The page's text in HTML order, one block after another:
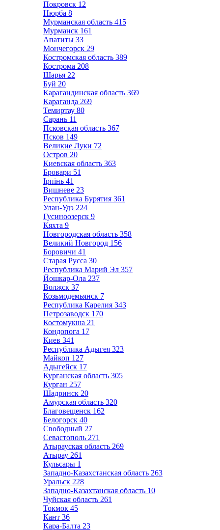
Покровск 12
Нюрба 8
Мурманская область 415
Мурманск 161
Апатиты 33
Мончегорск 29
Костромская область 389
Кострома 208
Шарья 22
Буй 20
Карагандинская область 369
Караганда 269
Темиртау 80
Сарань 11
Псковская область 367
Псков 149
Великие Луки 72
Остров 20
Киевская область 363
Бровари 51
Ірпінь 41
Вишневе 23
Республика Бурятия 361
Улан-Удэ 224
Гусиноозерск 9
Кяхта 9
Новгородская область 358
Великий Новгород 156
Боровичи 41
Старая Русса 30
Республика Марий Эл 357
Йошкар-Ола 237
Волжск 37
Козьмодемьянск 7
Республика Карелия 343
Петрозаводск 170
Костомукша 21
Кондопога 17
Киев 341
Республика Адыгея 323
Майкоп 127
Адыгейск 17
Курганская область 305
Курган 257
Шадринск 20
Амурская область 320
Благовещенск 162
Белогорск 40
Свободный 27
Севастополь 271
Атырауская область 269
Атырау 261
Кульсары 1
Западно-Казахстанская область 263
Уральск 228
Западно-Казахтанская область 10
Чуйская область 261
Токмок 45
Кант 36
Кара-Балта 23